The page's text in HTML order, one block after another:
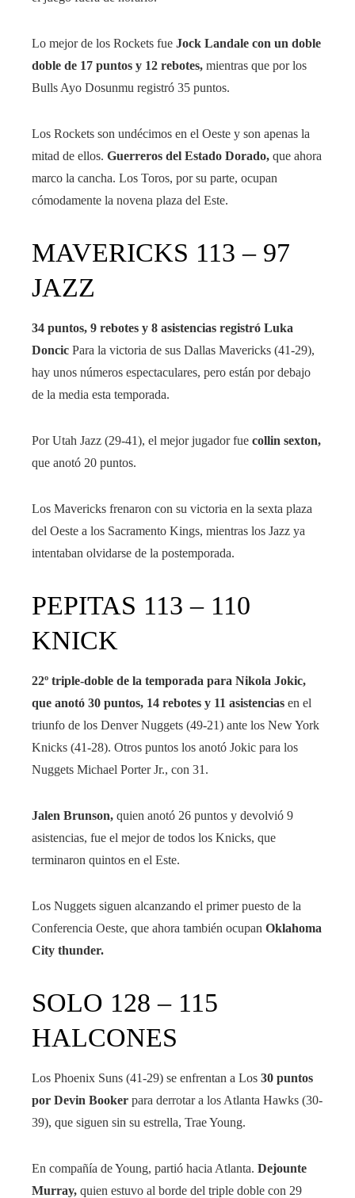
Lo mejor de los Rockets fue Jock Landale con un doble
doble de 17 puntos y 12 rebotes, mientras que por los
Bulls Ayo Dosunmu registró 35 puntos.
Los Rockets son undécimos en el Oeste y son apenas la
mitad de ellos. Guerreros del Estado Dorado, que ahora
marco la cancha. Los Toros, por su parte, ocupan
cómodamente la novena plaza del Este.
MAVERICKS 113 – 97
JAZZ
34 puntos, 9 rebotes y 8 asistencias registró Luka
Doncic Para la victoria de sus Dallas Mavericks (41-29),
hay unos números espectaculares, pero están por debajo
de la media esta temporada.
Por Utah Jazz (29-41), el mejor jugador fue collin sexton,
que anotó 20 puntos.
Los Mavericks frenaron con su victoria en la sexta plaza
del Oeste a los Sacramento Kings, mientras los Jazz ya
intentaban olvidarse de la postemporada.
PEPITAS 113 – 110
KNICK
22º triple-doble de la temporada para Nikola Jokic,
que anotó 30 puntos, 14 rebotes y 11 asistencias en el
triunfo de los Denver Nuggets (49-21) ante los New York
Knicks (41-28). Otros puntos los anotó Jokic para los
Nuggets Michael Porter Jr., con 31.
Jalen Brunson, quien anotó 26 puntos y devolvió 9
asistencias, fue el mejor de todos los Knicks, que
terminaron quintos en el Este.
Los Nuggets siguen alcanzando el primer puesto de la
Conferencia Oeste, que ahora también ocupan Oklahoma
City thunder.
SOLO 128 – 115
HALCONES
Los Phoenix Suns (41-29) se enfrentan a Los 30 puntos
por Devin Booker para derrotar a los Atlanta Hawks (30-
39), que siguen sin su estrella, Trae Young.
En compañía de Young, partió hacia Atlanta. Dejounte
Murray, quien estuvo al borde del triple doble con 29